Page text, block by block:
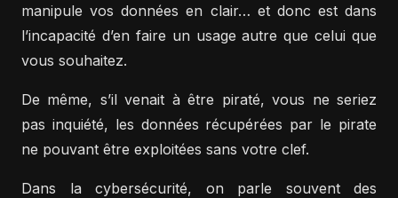
manipule vos données en clair… et donc est dans
l’incapacité d’en faire un usage autre que celui que
vous souhaitez.
De même, s’il venait à être piraté, vous ne seriez
pas inquiété, les données récupérées par le pirate
ne pouvant être exploitées sans votre clef.
Dans la cybersécurité, on parle souvent des